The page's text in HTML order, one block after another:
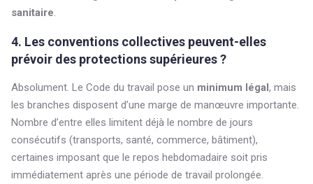
sanitaire.
4. Les conventions collectives peuvent-elles
prévoir des protections supérieures ?
Absolument. Le Code du travail pose un minimum légal, mais
les branches disposent d’une marge de manœuvre importante.
Nombre d’entre elles limitent déjà le nombre de jours
consécutifs (transports, santé, commerce, bâtiment),
certaines imposant que le repos hebdomadaire soit pris
immédiatement après une période de travail prolongée.